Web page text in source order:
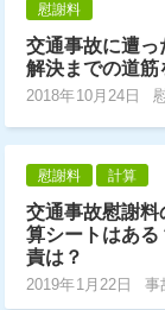
慰謝料
交通事故に遭っ
解決までの道筋
2018年10月24日
慰謝料 計算
交通事故慰謝
算シートはあ
責は？
2019年1月22日 事